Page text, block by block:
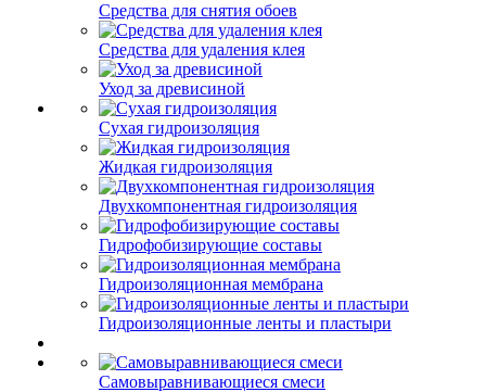
Средства для снятия обоев
Средства для удаления клея
Уход за древисиной
Сухая гидроизоляция
Жидкая гидроизоляция
Двухкомпонентная гидроизоляция
Гидрофобизирующие составы
Гидроизоляционная мембрана
Гидроизоляционные ленты и пластыри
Самовыравнивающиеся смеси